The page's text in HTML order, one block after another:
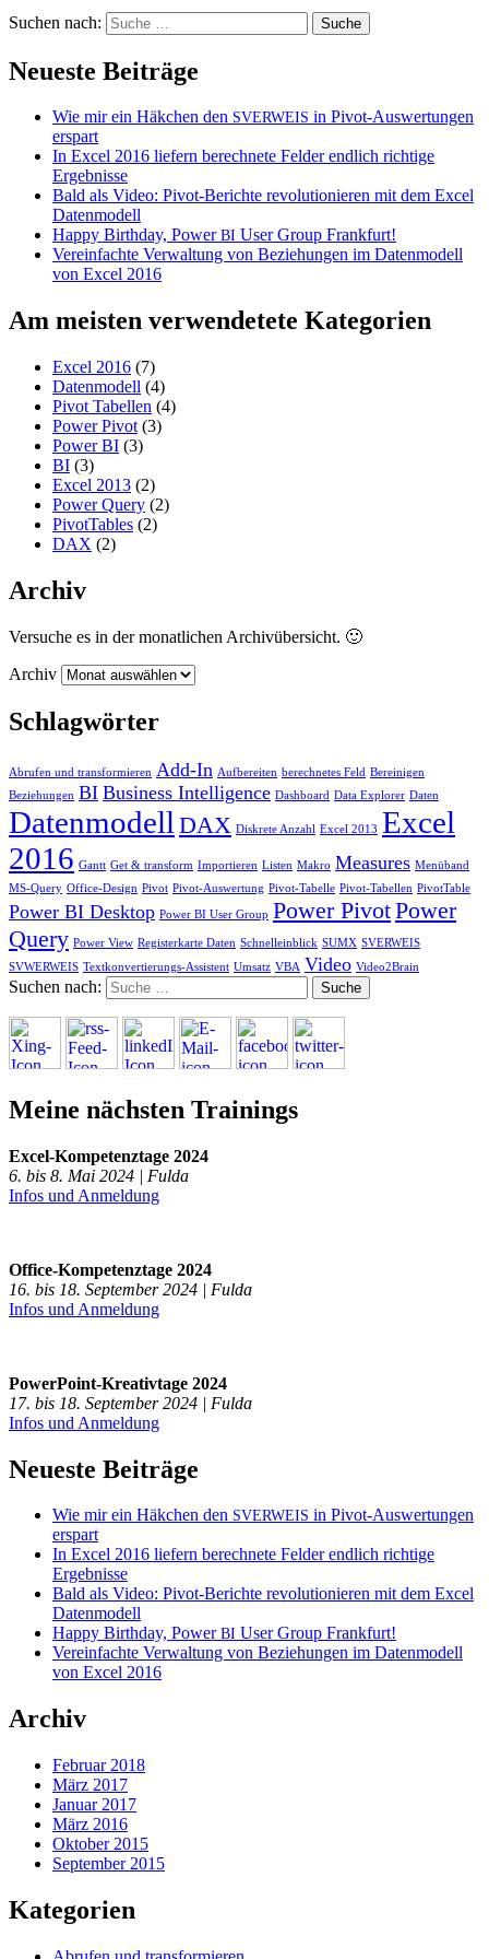
Suchen nach:
Neueste Beiträge
Wie mir ein Häkchen den SVERWEIS in Pivot-Auswertungen
erspart
In Excel 2016 liefern berechnete Felder endlich richtige
Ergebnisse
Bald als Video: Pivot-Berichte revolutionieren mit dem Excel
Datenmodell
Happy Birthday, PowerBI User Group Frankfurt!
Vereinfachte Verwaltung von Beziehungen im Datenmodell
von Excel 2016
Am meisten verwendetete Kategorien
Excel 2016 (7)
Datenmodell (4)
Pivot Tabellen (4)
Power Pivot (3)
Power BI (3)
BI (3)
Excel 2013 (2)
Power Query (2)
PivotTables (2)
DAX (2)
Archiv
Versuche es in der monatlichen Archivübersicht. 🙂
Archiv
Schlagwörter
Abrufen und transformieren Add-In Aufbereiten berechnetes Feld Bereinigen
Beziehungen BI Business Intelligence Dashboard Data Explorer Daten
Datenmodell DAX Diskrete Anzahl Excel 2013 Excel
2016 Gantt Get & transform Importieren Listen Makro Measures Menüband
MS-Query Office-Design Pivot Pivot-Auswertung Pivot-Tabelle Pivot-Tabellen PivotTable
Power BI Desktop Power BI User Group Power PivotPower
Query Power View Registerkarte Daten Schnelleinblick SUMX SVERWEIS
SVWERWEIS Textkonvertierungs-Assistent Umsatz VBA Video Video2Brain
Suchen nach:
Meine nächsten Trainings
Excel-Kompetenztage 2024
6. bis 8. Mai 2024 | Fulda
Infos und Anmeldung
Office-Kompetenztage 2024
16. bis 18. September 2024 | Fulda
Infos und Anmeldung
PowerPoint-Kreativtage 2024
17. bis 18. September 2024 | Fulda
Infos und Anmeldung
Neueste Beiträge
Wie mir ein Häkchen den SVERWEIS in Pivot-Auswertungen
erspart
In Excel 2016 liefern berechnete Felder endlich richtige
Ergebnisse
Bald als Video: Pivot-Berichte revolutionieren mit dem Excel
Datenmodell
Happy Birthday, PowerBI User Group Frankfurt!
Vereinfachte Verwaltung von Beziehungen im Datenmodell
von Excel 2016
Archiv
Februar 2018
März 2017
Januar 2017
März 2016
Oktober 2015
September 2015
Kategorien